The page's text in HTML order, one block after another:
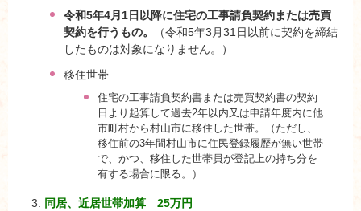
令和5年4月1日以降に住宅の工事請負契約または売買
契約を行うもの。
（令和5年3月31日以前に契約を締結
したものは対象になりません。）
移住世帯
住宅の工事請負契約書または売買契約書の契約
日より起算して過去2年以内又は申請年度内に他
市町村から村山市に移住した世帯。（ただし、
移住前の3年間村山市に住民登録履歴が無い世帯
で、かつ、移住した世帯員が登記上の持ち分を
有する場合に限る。）
同居、近居世帯加算 25万円